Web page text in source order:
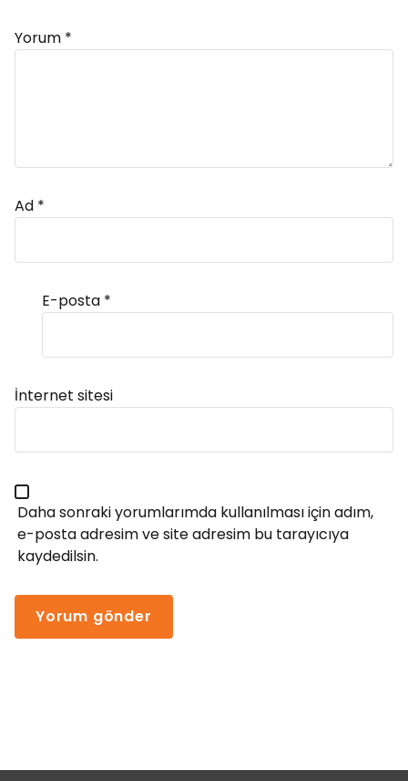
Yorum *
Ad *
E-posta *
İnternet sitesi
Daha sonraki yorumlarımda kullanılması için adım,
e-posta adresim ve site adresim bu tarayıcıya
kaydedilsin.
Alternative: